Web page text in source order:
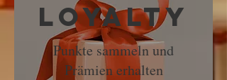
Loyalty
Punkte sammeln und
Prämien erhalten